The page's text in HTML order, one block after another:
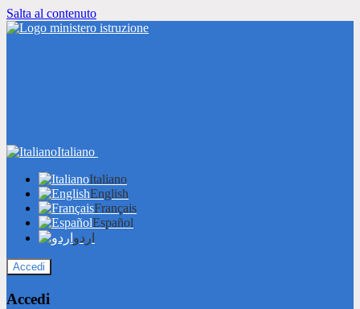
Salta al contenuto
Italiano
Italiano
English
Français
Español
اردو
Accedi
Accedi